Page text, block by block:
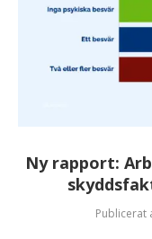
Ny rapport:
Publicerat